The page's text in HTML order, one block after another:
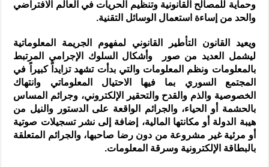
وحماية للمصالح القانونية وتنظيم الحريات في العالم الافتراضي
والحد من إساءة استعمال الوسائل التقنية.
ويعيد القانون التأطير القانوني لمفهوم الجريمة المعلوماتية
ليشمل العديد من صور وأشكال السلوك الإجرامي المرتبط
بالمعلومات ونظم المعلومات والتي بدأت تشهد تزايداً كبيراً في
المجتمع السوري بما فيها الاحتيال المعلوماتي وانتهاك
الخصوصية والذم والقدح والتحقير الإلكتروني، وجرائم المساس
بالحشمة أو الحياء، والجرائم الواقعة على الدستور والنيل من
هيبة الدولة أو مكانتها المالية، إضافة إلى نشر تسجيلات صوتية
أو مرئية غير مشروعة من دون رضا صاحبها، والجرائم المتعلقة
بالبطاقة الإلكترونية وسرقة المعلومات.